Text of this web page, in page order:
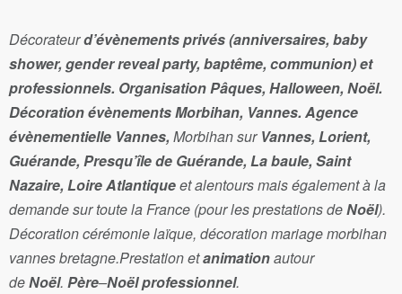
Décorateurd’évènementsprivés (anniversaires, baby
shower, gender reveal party, baptême, communion) et
professionnels. Organisation Pâques, Halloween, Noël.
Décoration évènements Morbihan, Vannes. Agence
évènementielle Vannes, Morbihan sur Vannes, Lorient,
Guérande, Presqu’île de Guérande, La baule, Saint
Nazaire, Loire Atlantiqueet alentours mais également à la
demande sur toute la France (pour les prestations deNoël).
Décoration cérémonie laïque, décoration mariage morbihan
vannes bretagne.Prestation etanimationautour
deNoël. Père–Noëlprofessionnel.